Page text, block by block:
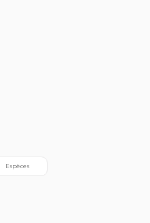
Espèces